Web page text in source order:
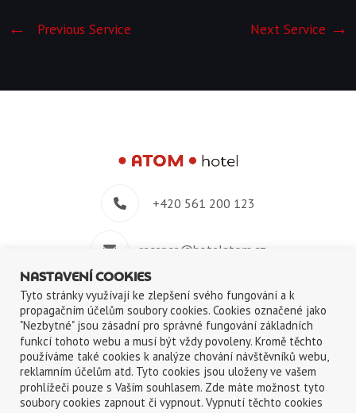
Previous Service Next Service
+420 561 200 123
recepce@hotelatom.cz
+420 739 348 914
Velkomeziříčská 640/45, 674 01 Třebíč
NASTAVENÍ COOKIES
Tyto stránky využívají ke zlepšení svého fungování a k
propagačním účelům soubory cookies. Cookies označené jako
"Nezbytné" jsou zásadní pro správné fungování základních
funkcí tohoto webu a musí být vždy povoleny. Kromě těchto
používáme také cookies k analýze chování návštěvníků webu,
reklamním účelům atd. Tyto cookies jsou uloženy ve vašem
prohlížeči pouze s Vaším souhlasem. Zde máte možnost tyto
soubory cookies zapnout či vypnout. Vypnutí těchto cookies